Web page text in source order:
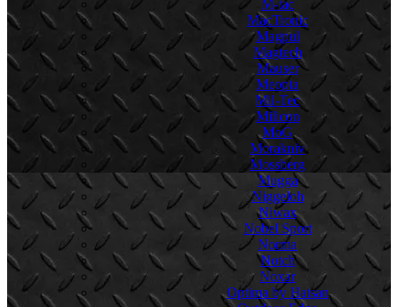
M-tac
MacTronic
Magpul
Magtech
Mauser
Meopta
Mil-Tec
Milicon
MoG
Morakniv
Mossberg
Mugga
Niggeloh
Niwax
Nobel Sport
Norma
Notch
Noxar
Optima by Hatsan